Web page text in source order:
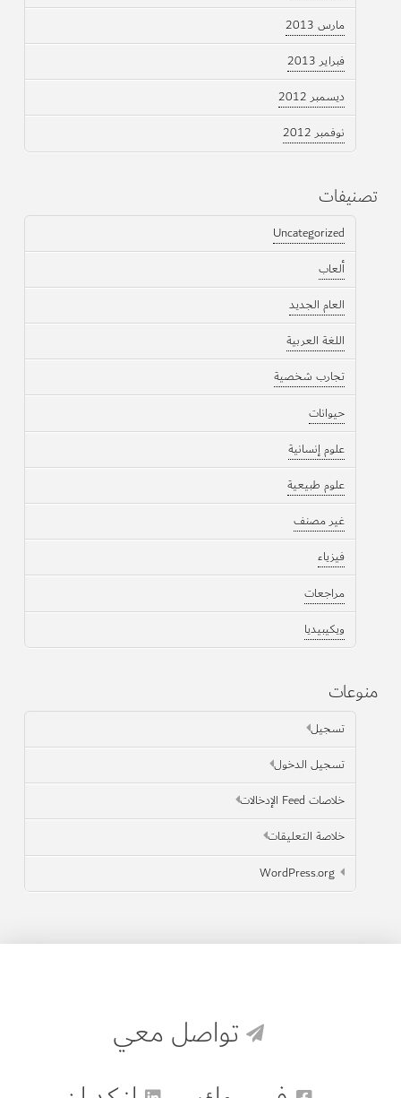
مارس 2013
فبراير 2013
ديسمبر 2012
نوفمبر 2012
تصنيفات
Uncategorized
ألعاب
العام الجديد
اللغة العربية
تجارب شخصية
حيوانات
علوم إنسانية
علوم طبيعية
غير مصنف
فيزياء
مراجعات
ويكيبيديا
منوعات
تسجيل
تسجيل الدخول
خلاصات Feed الإدخالات
خلاصة التعليقات
WordPress.org
تواصل معي